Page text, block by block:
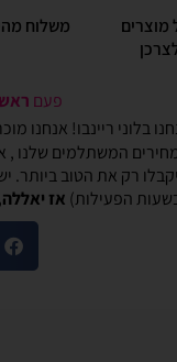
מוצרים
משלוח
פעם
בלוני ריינבו! אנחנו
המשתלמים שלנו ,
רק את הטוב
הפעילות) אז